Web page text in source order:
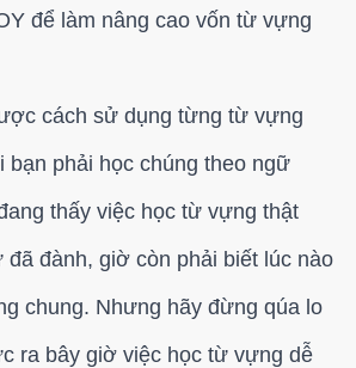
để làm nâng cao vốn từ vựng
cách sử dụng từng từ vựng
bạn phải học chúng theo ngữ
thấy việc học từ vựng thật
đã đành, giờ còn phải biết lúc nào
chung. Nhưng hãy đừng qúa lo
ra bây giờ việc học từ vựng dễ